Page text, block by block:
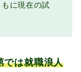
に現在の試
では就職浪人